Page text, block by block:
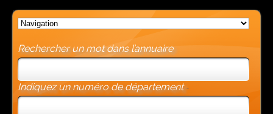
Rechercher un mot dans l’annuaire
Indiquez un numéro de département -